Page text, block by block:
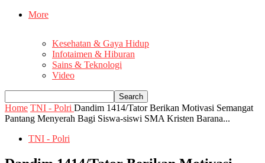
More
Kesehatan & Gaya Hidup
Infotaimen & Hiburan
Sains & Teknologi
Video
Home TNI - Polri Dandim 1414/Tator Berikan Motivasi Semangat
Pantang Menyerah Bagi Siswa-siswi SMA Kristen Barana...
TNI - Polri